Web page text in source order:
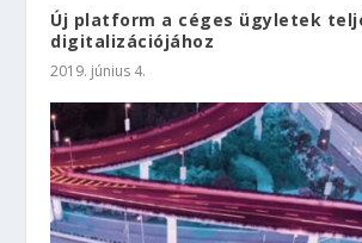
Új platform a céges ügyletek
digitalizációjához
2019. június 4.